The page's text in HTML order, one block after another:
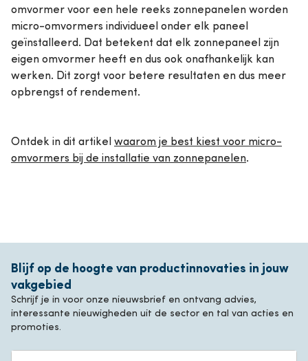
omvormervoor een hele reeks zonnepanelen worden
micro-omvormers individueel onder elk paneel
geïnstalleerd. Dat betekent dat elk zonnepaneel zijn
eigen omvormer heeft en dus ook onafhankelijk kan
werken. Dit zorgt voor betere resultaten en dus meer
opbrengst of rendement.
Ontdek in dit artikelwaarom je best kiest voor micro-
omvormers bij de installatie van zonnepanelen.
Blijf op de hoogte van productinnovaties in jouw
vakgebied
Schrijf je in voor onze nieuwsbrief en ontvang advies,
interessante nieuwigheden uit de sector en tal van acties en
promoties.